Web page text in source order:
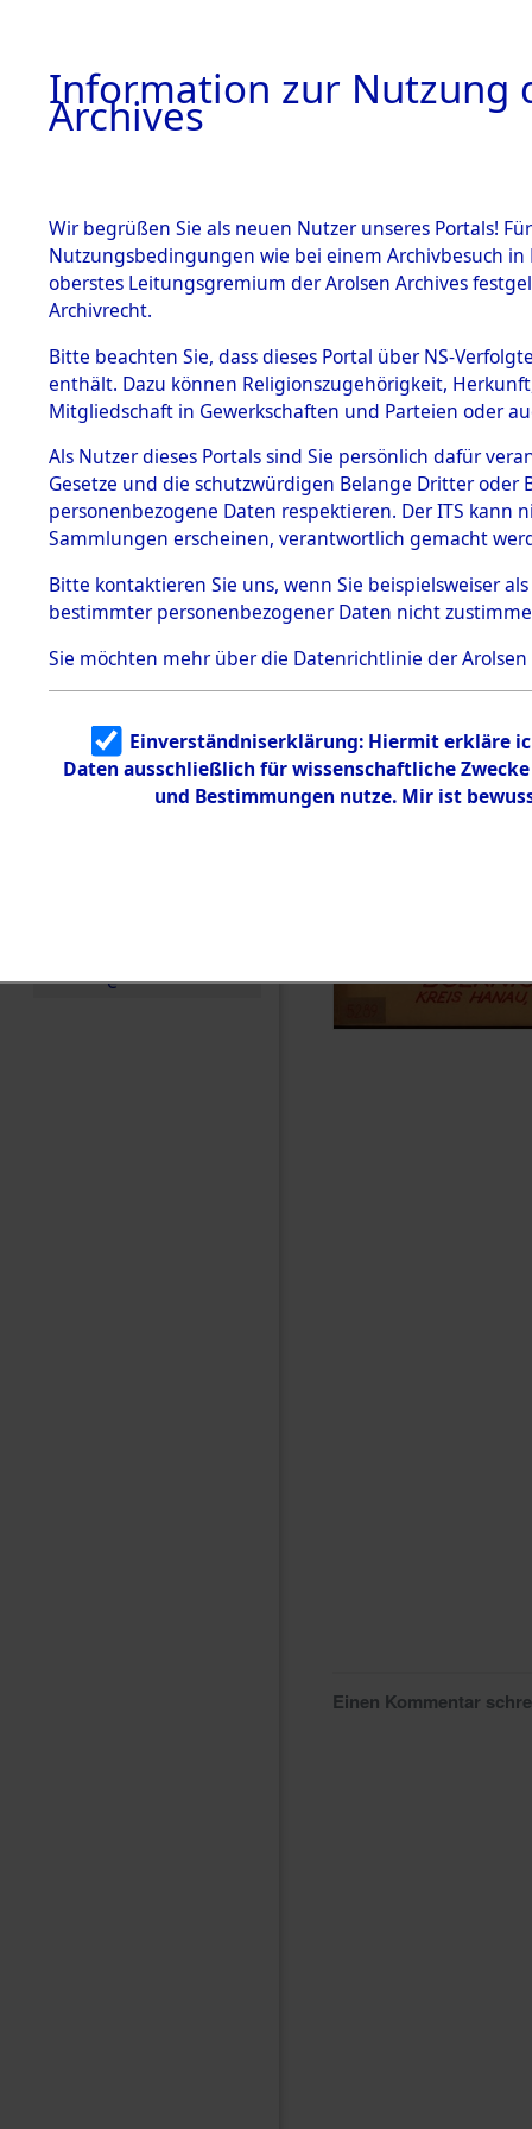
BESTÄNDE
1.
mente
5. Verschiedenes
5.3
Todesmärsche
5.3.1 Alliierte
Erhebungen
zu
Todesmärsch
en
5.3.2
Identifizierun
g
5.3.3
Todesmärsch
e
Dead -
Branch -
Einen Kommentar
Information zur Nutzung
Archives
Wir begrüßen Sie als neuen Nutzer unseres Portals!
Nutzungsbedingungen wie bei einem Archivbesuch
oberstes Leitungsgremium der Arolsen Archives
Archivrecht.
Bitte beachten Sie, dass dieses Portal über NS-
enthält. Dazu können Religionszugehörigkeit,
Mitgliedschaft in Gewerkschaften und Parteien oder
Als Nutzer dieses Portals sind Sie persönlich dafür
Gesetze und die schutzwürdigen Belange Dritter
personenbezogene Daten respektieren. Der ITS
Sammlungen erscheinen, verantwortlich gemacht
Bitte kontaktieren Sie uns, wenn Sie beispielsweiser
bestimmter personenbezogener Daten nicht
Sie möchten mehr über die Datenrichtlinie der Arolsen
Einverständniserklärung: Hiermit erkläre
Daten ausschließlich für wissenschaftliche
und Bestimmungen nutze. Mir ist